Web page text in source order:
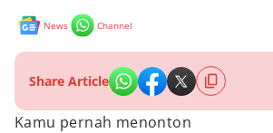
News Channel
Share Article
Kamu pernah menonton